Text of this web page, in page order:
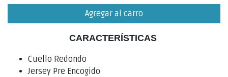
Agregar al carro
CARACTERÍSTICAS
Cuello Redondo
Jersey Pre Encogido